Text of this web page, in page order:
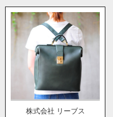
株式会社 リーブス